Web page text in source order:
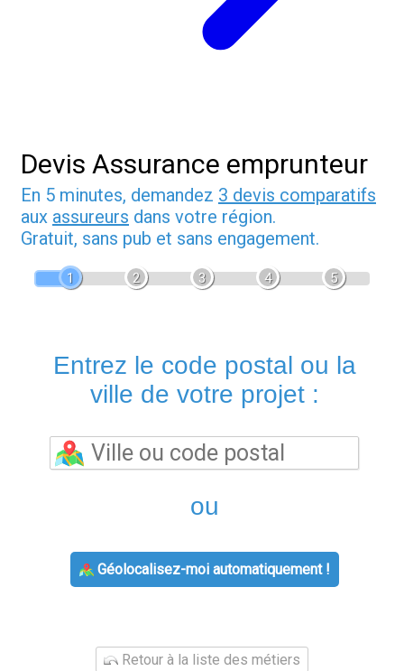
Devis Assurance emprunteur
En 5 minutes, demandez 3 devis comparatifs
aux assureurs dans votre région.
Gratuit, sans pub et sans engagement.
1 2 3 4 5
Entrez le code postal ou la
ville de votre projet :
ou
Géolocalisez-moi automatiquement !
Retour à la liste des métiers